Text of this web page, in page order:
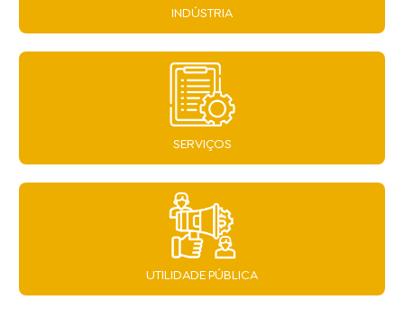
INDÚSTRIA
SERVIÇOS
UTILIDADE PÚBLICA